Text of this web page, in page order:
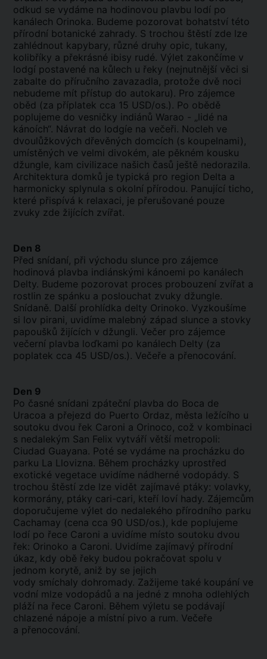
odkud se vydáme na hodinovou plavbu lodí po
kanálech Orinoka. Budeme pozorovat bohatství této
přírodní botanické zahrady. S trochou štěstí zde lze
zahlédnout kapybary, různé druhy opic, tukany,
kolibříky a překrásné ibisy rudé. Výlet zakončíme v
lodgí postavené na kůlech u řeky (nejnutnější věci si
zabalte do příručního zavazadla, protože dvě noci
nebudeme mít přístup do autokaru). Pro zájemce
oběd (za příplatek cca 15 USD/os.). Po obědě
poplujeme do vesničky indiánů Warao - „lidé na
kánoích“. Návrat do lodgíe na večeři. Nocleh ve
dvoulůžkových dřevěných domcích (s koupelnami),
umístěných ve velmi divokém, ale pěkném kousku
džungle, kam civilizace našich časů ještě nedorazila.
Architektura domků je typická pro region Delta a
harmonicky splynula s okolní přírodou. Panující ticho,
které přispívá k relaxaci, je přerušované pouze
zvuky zde žijících zvířat.
Den 8
Před snídaní, při východu slunce pro zájemce
hodinová plavba indiánskými kánoemi po kanálech
Delty. Budeme pozorovat proces probouzení zvířat a
rostlin ze spánku a poslouchat zvuky džungle.
Snídaně. Další prohlídka delty Orinoko. Vyzkoušíme
si lov pirani, uvidíme malebný západ slunce a stovky
papoušků žijících v džungli. Večer pro zájemce
večerní plavba loďkami po kanálech Delty (za
poplatek cca 45 USD/os.). Večeře a přenocování.
Den 9
Po časné snídani zpáteční plavba do Boca de
Uracoa a přejezd do Puerto Ordaz, města ležícího u
soutoku dvou řek Caroni a Orinoco, což v kombinaci
s nedalekým San Felix vytváří větší metropoli:
Ciudad Guayana. Poté se vydáme na procházku do
parku La Llovizna. Během procházky uprostřed
exotické vegetace uvidíme nádherné vodopády. S
trochou štěstí zde lze vidět zajímavé ptáky: volavky,
kormorány, ptáky cari-cari, kteří loví hady. Zájemcům
doporučujeme výlet do nedalekého přírodního parku
Cachamay (cena cca 90 USD/os.), kde poplujeme
lodí po řece Caroni a uvidíme místo soutoku dvou
řek: Orinoko a Caroni. Uvidíme zajímavý přírodní
úkaz, kdy obě řeky budou pokračovat spolu v
jednom korytě, aniž by se jejich
vody smíchaly dohromady. Zažijeme také koupání ve
vodní mlze vodopádů a na jedné z mnoha odlehlých
pláží na řece Caroni. Během výletu se podávají
chlazené nápoje a místní pivo a rum. Večeře
a přenocování.